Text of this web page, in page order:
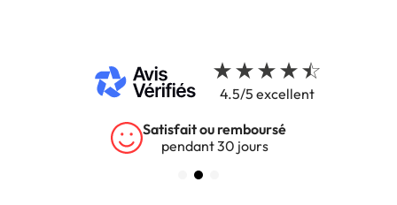
4.5/5 excellent
Satisfait ou remboursé
pendant 30 jours